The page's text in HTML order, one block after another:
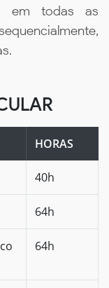
em todas as
HORAS
40h
64h
64h